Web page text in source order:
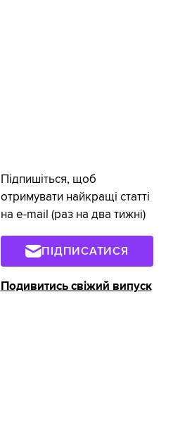
Підпишіться, щоб
отримувати найкращі статті
на e-mail (раз на два тижні)
ПІДПИСАТИСЯ
Подивитись свіжий випуск